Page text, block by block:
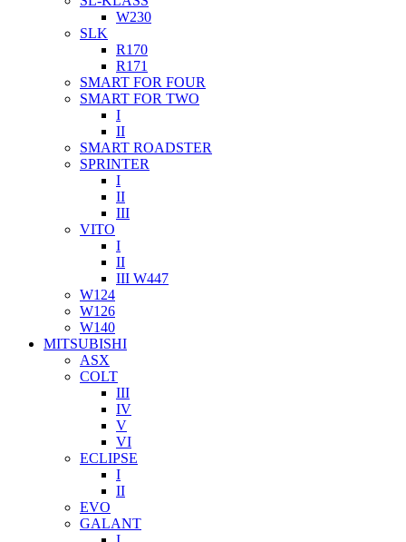
W230
SLK
R170
R171
SMART FOR FOUR
SMART FOR TWO
I
II
SMART ROADSTER
SPRINTER
I
II
III
VITO
I
II
III W447
W124
W126
W140
MITSUBISHI
ASX
COLT
III
IV
V
VI
ECLIPSE
I
II
EVO
GALANT